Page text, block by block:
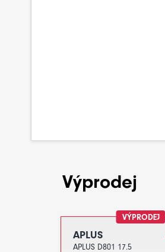
Výprodej
VÝPRODEJ
APLUS
APLUS D801 17.5